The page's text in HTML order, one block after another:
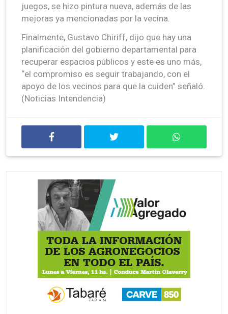
juegos, se hizo pintura nueva, además de las
mejoras ya mencionadas por la vecina.
Finalmente, Gustavo Chiriff, dijo que hay una
planificación del gobierno departamental para
recuperar espacios públicos y este es uno más,
“el compromiso es seguir trabajando, con el
apoyo de los vecinos para que la cuiden” señaló.
(Noticias Intendencia)